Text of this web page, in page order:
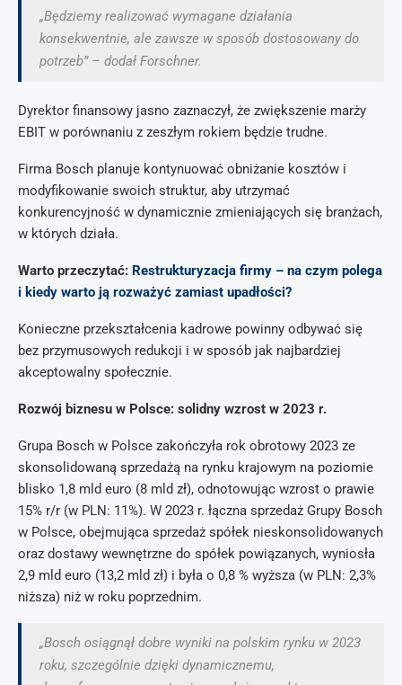
„Będziemy realizować wymagane działania
konsekwentnie, ale zawsze w sposób dostosowany do
potrzeb” – dodał Forschner.
Dyrektor finansowy jasno zaznaczył, że zwiększenie marży
EBIT w porównaniu z zeszłym rokiem będzie trudne.
Firma Bosch planuje kontynuować obniżanie kosztów i
modyfikowanie swoich struktur, aby utrzymać
konkurencyjność w dynamicznie zmieniających się branżach,
w których działa.
Warto przeczytać: Restrukturyzacja firmy – na czym polega
i kiedy warto ją rozważyć zamiast upadłości?
Konieczne przekształcenia kadrowe powinny odbywać się
bez przymusowych redukcji i w sposób jak najbardziej
akceptowalny społecznie.
Rozwój biznesu w Polsce: solidny wzrost w 2023 r.
Grupa Bosch w Polsce zakończyła rok obrotowy 2023 ze
skonsolidowaną sprzedażą na rynku krajowym na poziomie
blisko 1,8 mld euro (8 mld zł), odnotowując wzrost o prawie
15% r/r (w PLN: 11%). W 2023 r. łączna sprzedaż Grupy Bosch
w Polsce, obejmująca sprzedaż spółek nieskonsolidowanych
oraz dostawy wewnętrzne do spółek powiązanych, wyniosła
2,9 mld euro (13,2 mld zł) i była o 0,8 % wyższa (w PLN: 2,3%
niższa) niż w roku poprzednim.
„Bosch osiągnął dobre wyniki na polskim rynku w 2023
roku, szczególnie dzięki dynamicznemu,